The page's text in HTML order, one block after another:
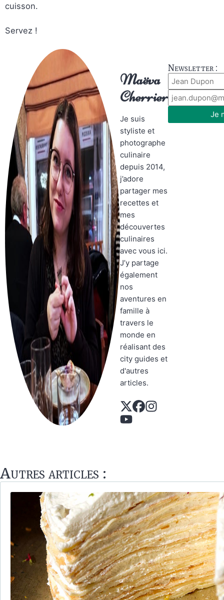
Maëva
Cherrier
Je suis
styliste et
photographe
culinaire
depuis 2014,
j’adore
partager mes
recettes et
mes
découvertes
culinaires
avec vous ici.
J’y partage
également
nos
aventures en
famille à
travers le
monde en
réalisant des
city guides et
d'autres
articles.
Newsletter :
Je
cuisson.
Servez !
Autres articles :